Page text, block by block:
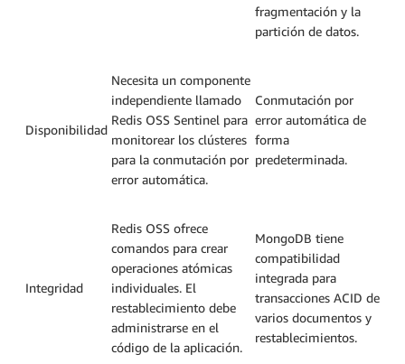
fragmentación y la
partición de datos.
Disponibilidad
Necesita un componente
independiente llamado
Redis OSS Sentinel para
monitorear los clústeres
para la conmutación por
error automática.
Conmutación por
error automática de
forma
predeterminada.
Integridad
Redis OSS ofrece
comandos para crear
operaciones atómicas
individuales. El
restablecimiento debe
administrarse en el
código de la aplicación.
MongoDB tiene
compatibilidad
integrada para
transacciones ACID de
varios documentos y
restablecimientos.